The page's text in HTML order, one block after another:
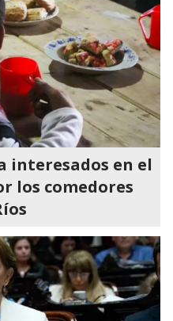
interesados en el
los comedores